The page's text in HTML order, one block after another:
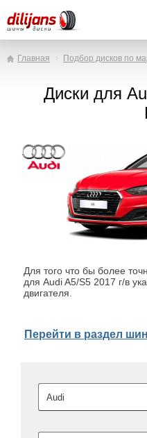
Главная Подбор дисков по
Диски для
Для того что бы более
для Audi A5/S5 2017 г/в
двигателя.
Перейти в раздел